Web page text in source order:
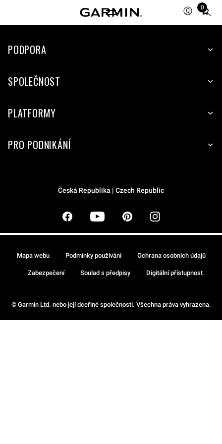
0
Total
items
cart:
PODPORA
SPOLEČNOST
PLATFORMY
PRO PODNIKÁNÍ
Česká Republika | Czech Republic
© Garmin Ltd. nebo její dceřiné společnosti. Všechna práva vyhrazena.
Mapa webu Podmínky používání Ochrana osobních údajů
Zabezpečení Soulad s předpisy Digitální přístupnost